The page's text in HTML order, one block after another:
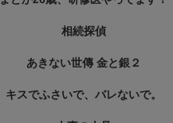
相続探偵
あきない世傳 金と銀２
キスでふさいで、バレないで。